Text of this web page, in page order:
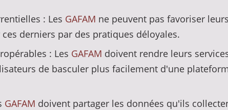
: Les GAFAM ne peuvent pas favoriser
derniers par des pratiques déloyales.
: Les GAFAM doivent rendre leurs
de basculer plus facilement d'une
GAFAM doivent partager les données qu'ils